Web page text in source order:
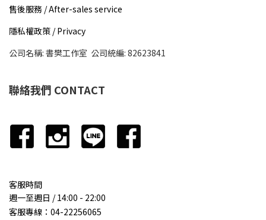
售後服務 / After-sales service
隱私權政策 / Privacy
公司名稱: 書樊工作室 公司統編: 82623841
聯絡我們 CONTACT
客服時間
週一至週日 / 14:00 - 22:00
客服專線： 04-22256065